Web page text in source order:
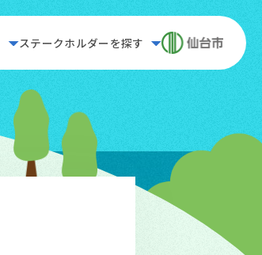
ステークホルダーを探す